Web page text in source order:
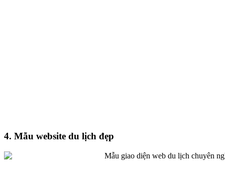
4. Mẫu website du lịch đẹp